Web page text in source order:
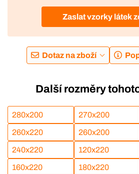
Zaslat vzorky látek
Dotaz na zboží
Další rozměry
280x200 270x200
260x220 260x200
240x220 120x220
160x220 180x220